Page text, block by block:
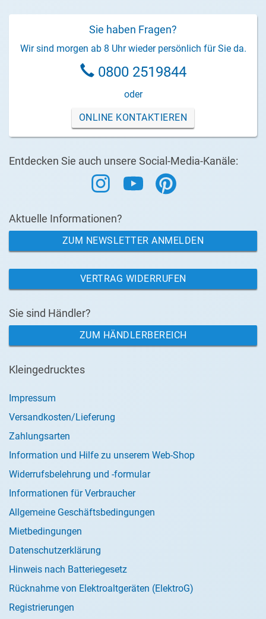
Sie haben Fragen?
Wir sind morgen ab 8 Uhr wieder persönlich für Sie da.
0800 2519844
oder
ONLINE KONTAKTIEREN
Entdecken Sie auch unsere Social-Media-Kanäle:
Aktuelle Informationen?
ZUM NEWSLETTER ANMELDEN
VERTRAG WIDERRUFEN
Sie sind Händler?
ZUM HÄNDLERBEREICH
Kleingedrucktes
Impressum
Versandkosten/Lieferung
Zahlungsarten
Information und Hilfe zu unserem Web-Shop
Widerrufsbelehrung und -formular
Informationen für Verbraucher
Allgemeine Geschäftsbedingungen
Mietbedingungen
Datenschutzerklärung
Hinweis nach Batteriegesetz
Rücknahme von Elektroaltgeräten (ElektroG)
Registrierungen